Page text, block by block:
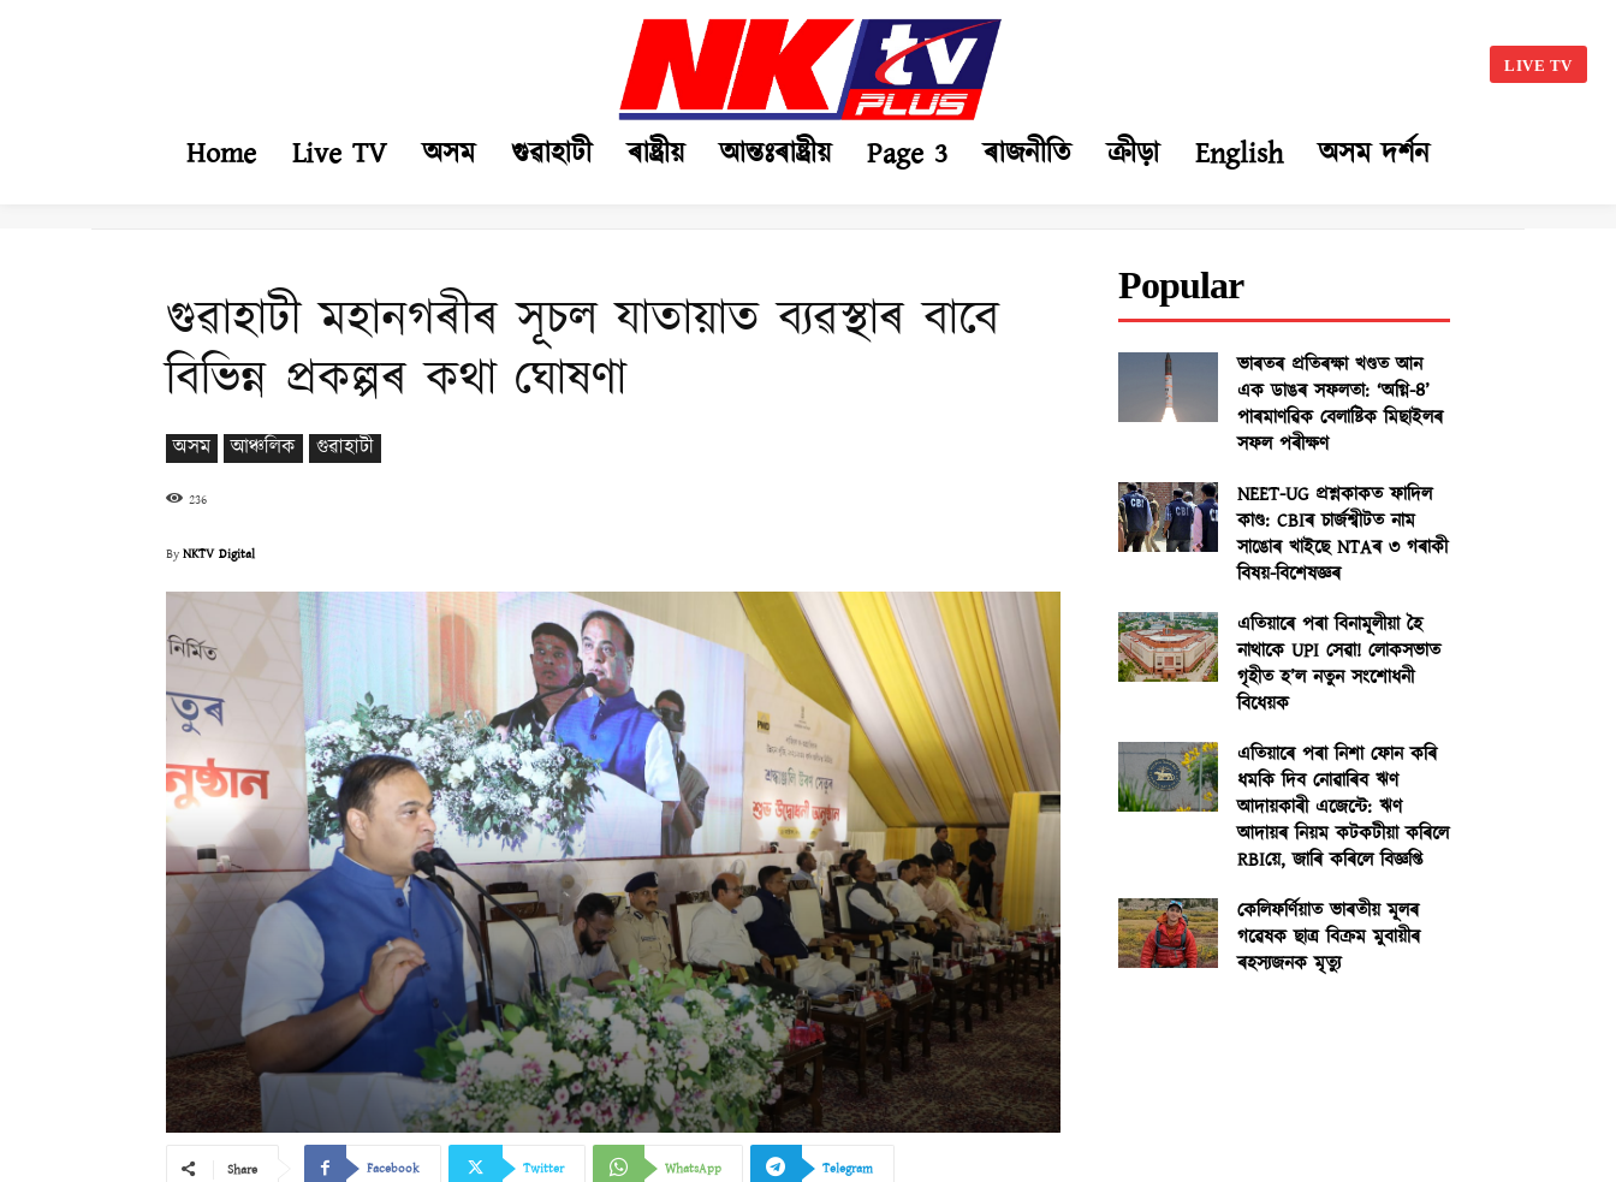
LIVE TV
Home Live TV অসম গুৱাহাটী ৰাষ্ট্ৰীয় আন্তঃৰাষ্ট্ৰীয় Page 3 ৰাজনীতি ক্ৰীড়া English অসম দৰ্শন
গুৱাহাটী মহানগৰীৰ সূচল যাতায়াত ব্যৱস্থাৰ বাবে
বিভিন্ন প্ৰকল্পৰ কথা ঘোষণা
অসম আঞ্চলিক গুৱাহাটী
236
ByNKTV Digital
Share Facebook Twitter WhatsApp Telegram
Popular
ভাৰতৰ প্ৰতিৰক্ষা খণ্ডত আন
এক ডাঙৰ সফলতা: ‘অগ্নি-৪’
পাৰমাণৱিক বেলাষ্টিক মিছাইলৰ
সফল পৰীক্ষণ
NEET-UG প্ৰশ্নকাকত ফাদিল
কাণ্ড: CBIৰ চাৰ্জশ্বীটত নাম
সাঙোৰ খাইছে NTAৰ ৩ গৰাকী
বিষয়-বিশেষজ্ঞৰ
এতিয়াৰে পৰা বিনামূলীয়া হৈ
নাথাকে UPI সেৱা! লোকসভাত
গৃহীত হ’ল নতুন সংশোধনী
বিধেয়ক
এতিয়াৰে পৰা নিশা ফোন কৰি
ধমকি দিব নোৱাৰিব ঋণ
আদায়কাৰী এজেন্টে: ঋণ
আদায়ৰ নিয়ম কটকটীয়া কৰিলে
RBIয়ে, জাৰি কৰিলে বিজ্ঞপ্তি
কেলিফৰ্ণিয়াত ভাৰতীয় মূলৰ
গৱেষক ছাত্ৰ বিক্ৰম মুবায়ীৰ
ৰহস্যজনক মৃত্যু